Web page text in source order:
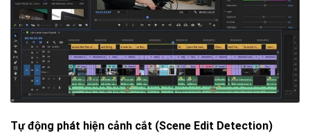
Tự động phát hiện cảnh cắt (Scene Edit Detection)